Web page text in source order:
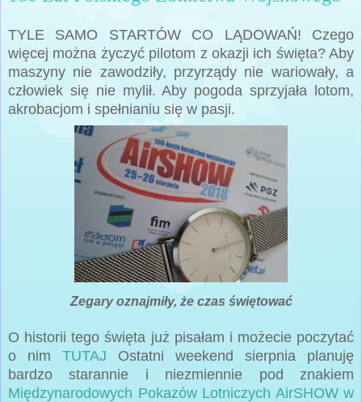
TYLE SAMO STARTÓW CO LĄDOWAŃ! Czego
więcej można życzyć pilotom z okazji ich święta? Aby
maszyny nie zawodziły, przyrządy nie wariowały, a
człowiek się nie mylił. Aby pogoda sprzyjała lotom,
akrobacjom i spełnianiu się w pasji.
Zegary oznajmiły, że czas świętować
O historii tego święta już pisałam i możecie poczytać
o nim TUTAJ Ostatni weekend sierpnia planuję
bardzo starannie i niezmiennie pod znakiem
Międzynarodowych Pokazów Lotniczych AirSHOW w